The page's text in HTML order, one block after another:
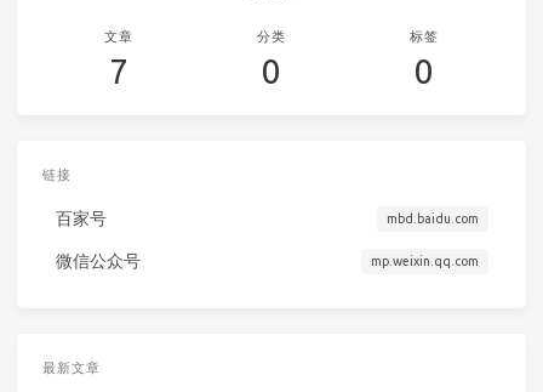
文章
7
分类
0
标签
0
链接
百家号 mbd.baidu.com
微信公众号 mp.weixin.qq.com
最新文章